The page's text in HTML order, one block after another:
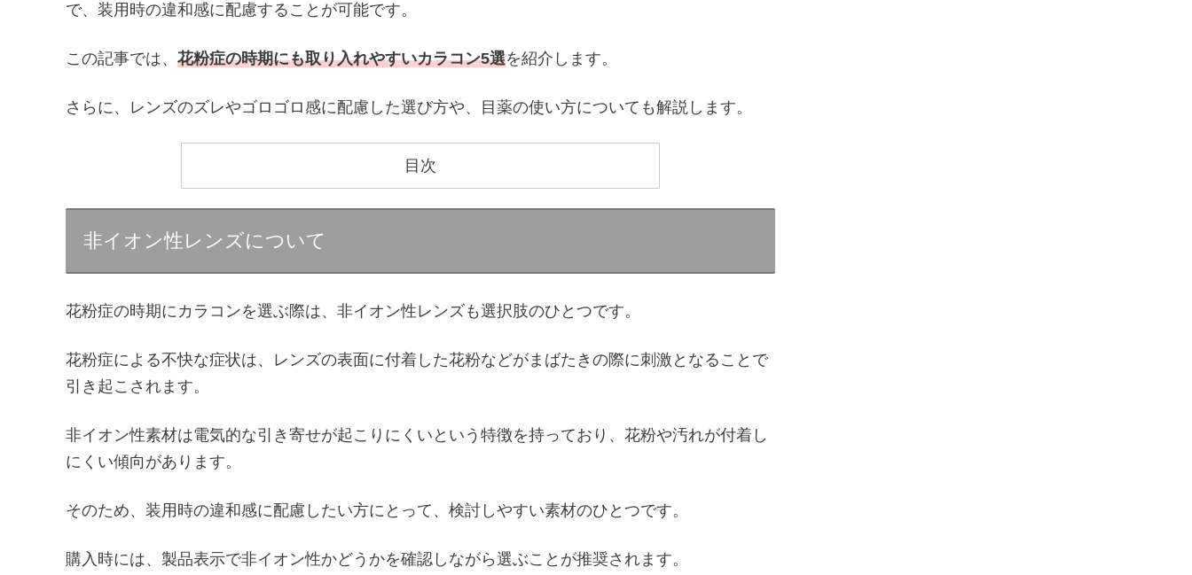
で、装用時の違和感に配慮することが可能です。
この記事では、 花粉症の時期にも取り入れやすいカラコン5選を紹介します。
さらに、レンズのズレやゴロゴロ感に配慮した選び方や、目薬の使い方についても解説します。
目次
非イオン性レンズについて
花粉症の時期にカラコンを選ぶ際は、非イオン性レンズも選択肢のひとつです。
花粉症による不快な症状は、レンズの表面に付着した花粉などがまばたきの際に刺激となることで
引き起こされます。
非イオン性素材は電気的な引き寄せが起こりにくいという特徴を持っており、花粉や汚れが付着し
にくい傾向があります。
そのため、装用時の違和感に配慮したい方にとって、検討しやすい素材のひとつです。
購入時には、製品表示で非イオン性かどうかを確認しながら選ぶことが推奨されます。